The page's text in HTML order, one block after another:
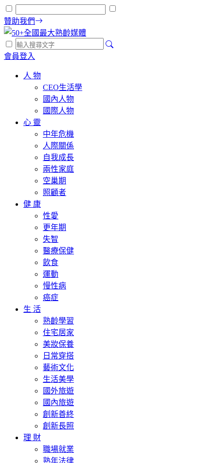
贊助我們
會員登入
人 物
CEO生活學
國內人物
國際人物
心 靈
中年危機
人際關係
自我成長
兩性家庭
空巢期
照顧者
健 康
性愛
更年期
失智
醫療保健
飲食
運動
慢性病
癌症
生 活
熟齡學習
住宅居家
美妝保養
日常穿搭
藝術文化
生活美學
國外旅遊
國內旅遊
創新善終
創新長照
理 財
職場就業
熟年法律